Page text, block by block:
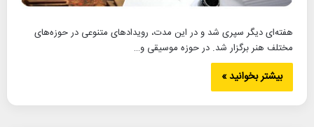
هفته‌ای دیگر سپری شد و در این مدت، رویدادهای متنوعی در حوزه‌های
مختلف هنر برگزار شد. در حوزه موسیقی و…
بیشتر بخوانید »